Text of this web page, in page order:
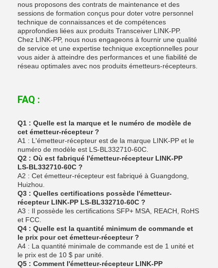
nous proposons des contrats de maintenance et des
sessions de formation conçus pour doter votre personnel
technique de connaissances et de compétences
approfondies liées aux produits Transceiver LINK-PP.
Chez LINK-PP, nous nous engageons à fournir une qualité
de service et une expertise technique exceptionnelles pour
vous aider à atteindre des performances et une fiabilité de
réseau optimales avec nos produits émetteurs-récepteurs.
FAQ :
Q1 : Quelle est la marque et le numéro de modèle de
cet émetteur-récepteur ?
A1 : L'émetteur-récepteur est de la marque LINK-PP et le
numéro de modèle est LS‑BL332710‑60C.
Q2 : Où est fabriqué l'émetteur-récepteur LINK-PP
LS‑BL332710‑60C ?
A2 : Cet émetteur-récepteur est fabriqué à Guangdong,
Huizhou.
Q3 : Quelles certifications possède l'émetteur-
récepteur LINK-PP LS‑BL332710‑60C ?
A3 : Il possède les certifications SFP+ MSA, REACH, RoHS
et FCC.
Q4 : Quelle est la quantité minimum de commande et
le prix pour cet émetteur-récepteur ?
A4 : La quantité minimale de commande est de 1 unité et
le prix est de 10 $ par unité.
Q5 : Comment l'émetteur-récepteur LINK-PP